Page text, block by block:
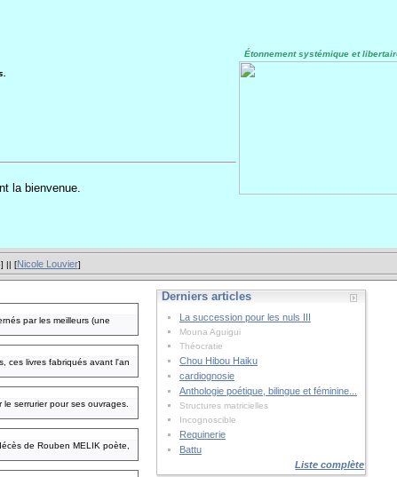
Étonnement systémique et
la bienvenue.
] || [Nicole Louvier]
par les meilleurs (une
ces livres fabriqués avant l'an
serrurier pour ses ouvrages.
de Rouben MELIK poète,
Derniers articles
La succession pour les nuls III
Mouna Aguigui
Théocratie
Chou Hibou Haiku
cardiognosie
Anthologie poétique, bilingue et féminine...
Structures matricielles
Incognoscible
Requinerie
Battu
Liste complète